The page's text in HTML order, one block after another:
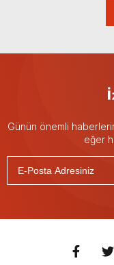
Günün önemli
eğer